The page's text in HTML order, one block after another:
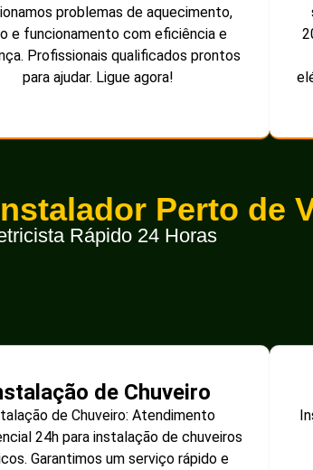
problemas de aquecimento,
e funcionamento com eficiência e
Profissionais qualificados prontos
para ajudar. Ligue agora!
Perto de
Rápido 24 Horas
de Chuveiro
de Chuveiro: Atendimento
24h para instalação de chuveiros
Garantimos um serviço rápido e